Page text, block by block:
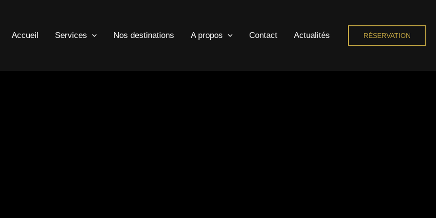
Accueil Services Nos destinations A propos Contact Actualités RÉSERVATION